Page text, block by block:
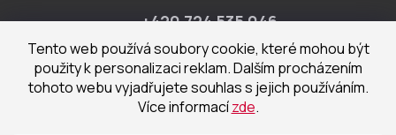
Tento web používá soubory cookie, které mohou být
použity k personalizaci reklam. Dalším procházením
tohoto webu vyjadřujete souhlas s jejich používáním.
Více informacízde.
+420 724 535 046
Po-Pá 9:00 - 18:00 hod
obchod@cecetka.cz